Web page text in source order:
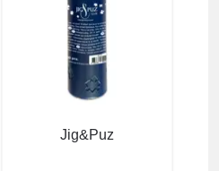
Jig&Puz